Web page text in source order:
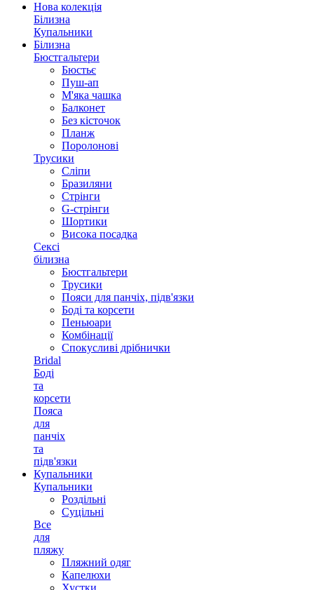
Нова колекція
Білизна
Купальники
Білизна
Бюстгальтери
Бюстьє
Пуш-ап
М'яка чашка
Балконет
Без кісточок
Планж
Поролонові
Трусики
Сліпи
Бразиляни
Стрінги
G-стрінги
Шортики
Висока посадка
Сексі
білизна
Бюстгальтери
Трусики
Пояси для панчіх, підв'язки
Боді та корсети
Пеньюари
Комбінації
Спокусливі дрібнички
Bridal
Боді
та
корсети
Пояса
для
панчіх
та
підв'язки
Купальники
Купальники
Роздільні
Суцільні
Все
для
пляжу
Пляжний одяг
Капелюхи
Хустки